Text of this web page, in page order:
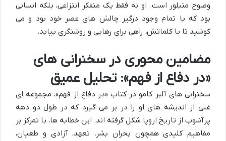
وضوح متبلور است. او نه فقط یک متفکر انتزاعی، بلکه انسانی
بود که با تمام وجود درگیر چالش های عصر خود بود و می
کوشید تا با کلماتش، راهی برای رهایی و روشنگری بیابد.
مضامین محوری در سخنرانی های
«در دفاع از فهم»: تحلیل عمیق
سخنرانی های آلبر کامو در کتاب «در دفاع از فهم»، مجموعه ای
غنی از اندیشه های او را در بر می گیرد که در طول دو دهه
پرآشوب از تاریخ اروپا شکل گرفته اند. این خطابه ها، با تمرکز بر
مفاهیم کلیدی همچون بحران بشر، تعهد، آزادی و طغیان،